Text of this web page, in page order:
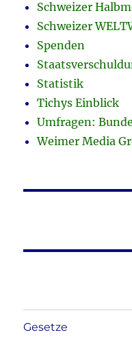
Schweizer
Schweizer
Spenden
Statistik
Tichys Einblick
Umfragen:
Weimer Media
Gesetze